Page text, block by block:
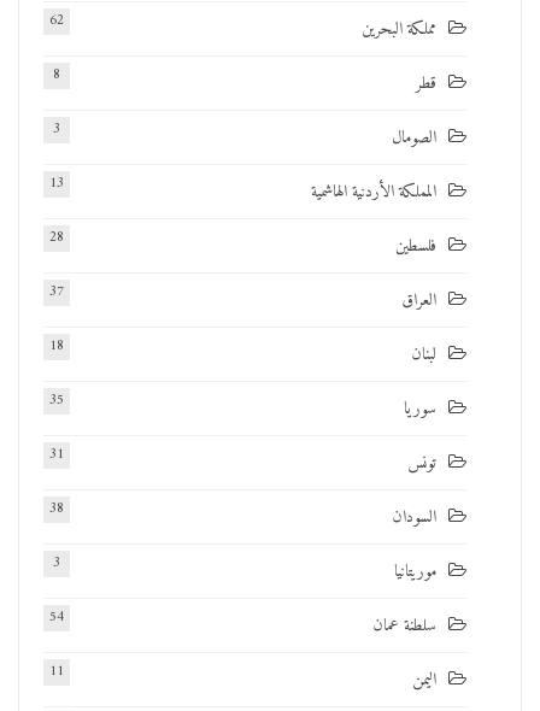
مملكة البحرين 62
قطر 8
الصومال 3
المملكة الأردنية الهاشمية 13
فلسطين 28
العراق 37
لبنان 18
سوريا 35
تونس 31
السودان 38
موريتانيا 3
سلطنة عمان 54
اليمن 11